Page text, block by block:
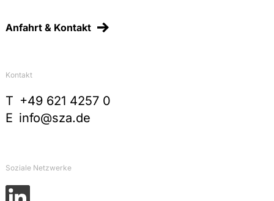
Anfahrt & Kontakt
Kontakt
T +49 621 4257 0
E info@sza.de
Soziale Netzwerke